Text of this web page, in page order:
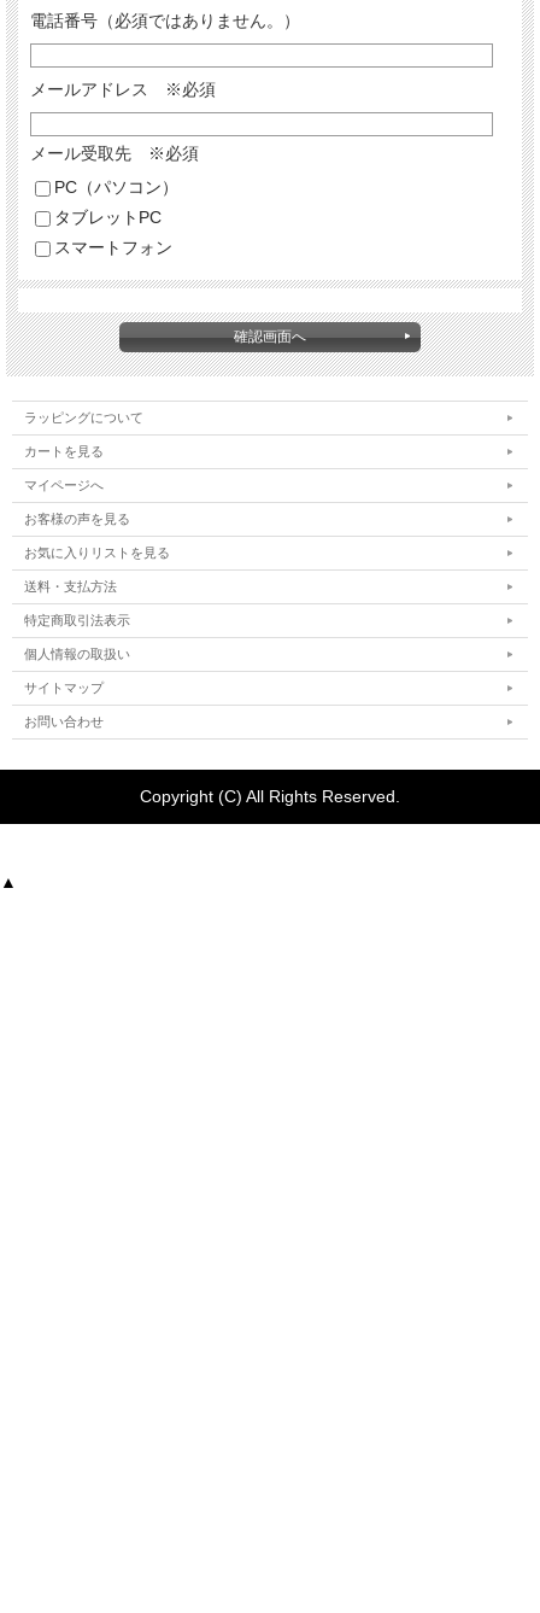
電話番号（必須ではありません。）
メールアドレス ※必須
メール受取先 ※必須
PC（パソコン）
タブレットPC
スマートフォン
ラッピングについて
カートを見る
マイページへ
お客様の声を見る
お気に入りリストを見る
送料・支払方法
特定商取引法表示
個人情報の取扱い
サイトマップ
お問い合わせ
Copyright (C) All Rights Reserved.
▲